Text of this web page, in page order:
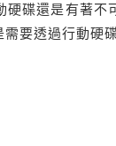
碟還是有著不
要透過行動硬